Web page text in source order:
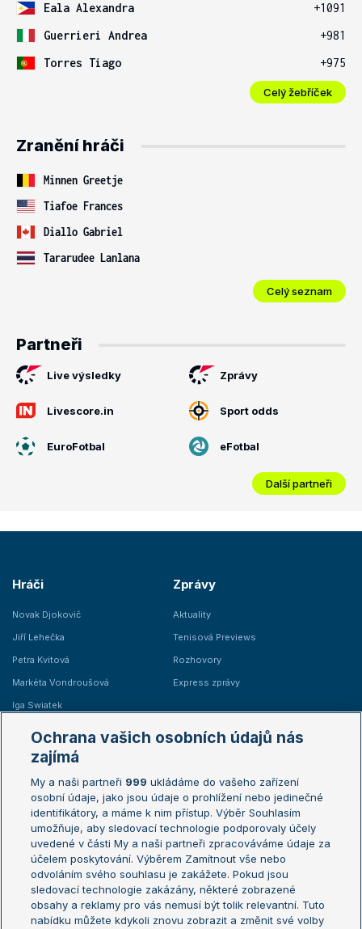
Eala Alexandra
+1091
Guerrieri Andrea
+981
Torres Tiago
+975
Celý žebříček
Zranění hráči
Minnen Greetje
Tiafoe Frances
Diallo Gabriel
Tararudee Lanlana
Celý seznam
Partneři
Live výsledky Zprávy
Livescore.in Sport odds
EuroFotbal eFotbal
Další partneři
Hráči
Novak Djokovič
Jiří Lehečka
Petra Kvitová
Markéta Vondroušová
Iga Swiatek
Zprávy
Aktuality
Tenisová Previews
Rozhovory
Express zprávy
Žebříčky
Žebříček ATP (muži)
Žebříček WTA (ženy)
Sázkařský žebříček
Australian Open
French Open
Wimbledon
US Open
Turnaj mistrů
Turnaj mistryň
Aktualní trendy
Ochrana vašich osobních údajů nás
zajímá
My a naši partneři 999 ukládáme do vašeho zařízení
osobní údaje, jako jsou údaje o prohlížení nebo jedinečné
identifikátory, a máme k nim přístup. Výběr Souhlasím
umožňuje, aby sledovací technologie podporovaly účely
uvedené v části My a naši partneři zpracováváme údaje za
účelem poskytování. Výběrem Zamítnout vše nebo
odvoláním svého souhlasu je zakážete. Pokud jsou
sledovací technologie zakázány, některé zobrazené
obsahy a reklamy pro vás nemusí být tolik relevantní. Tuto
nabídku můžete kdykoli znovu zobrazit a změnit své volby